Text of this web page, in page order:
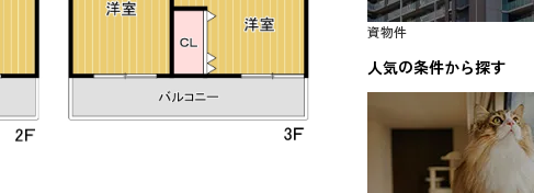
資物件
人気の条件から探す